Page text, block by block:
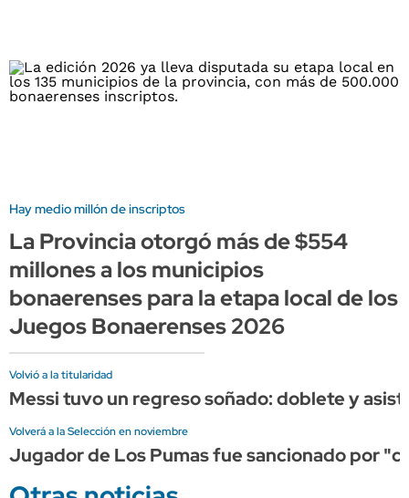
Hay medio millón de inscriptos
La Provincia otorgó más de $554
millones a los municipios
bonaerenses para la etapa local de los
Juegos Bonaerenses 2026
Volvió a la titularidad
Messi tuvo un regreso soñado: doblete y
Volverá a la Selección en noviembre
Jugador de Los Pumas fue sancionado por